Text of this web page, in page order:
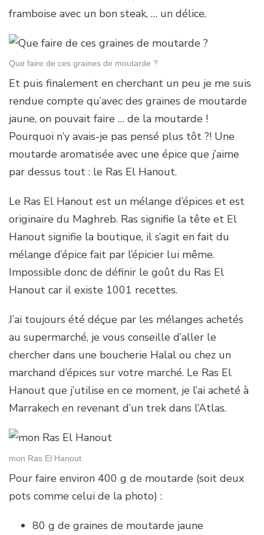
framboise avec un bon steak, … un délice.
Que faire de ces graines de moutarde ?
Et puis finalement en cherchant un peu je me suis
rendue compte qu’avec des graines de moutarde
jaune, on pouvait faire … de la moutarde !
Pourquoi n’y avais-je pas pensé plus tôt ?! Une
moutarde aromatisée avec une épice que j’aime
par dessus tout : le Ras El Hanout.
Le Ras El Hanout est un mélange d’épices et est
originaire du Maghreb. Ras signifie la tête et El
Hanout signifie la boutique, il s’agit en fait du
mélange d’épice fait par l’épicier lui même.
Impossible donc de définir le goût du Ras El
Hanout car il existe 1001 recettes.
J’ai toujours été déçue par les mélanges achetés
au supermarché, je vous conseille d’aller le
chercher dans une boucherie Halal ou chez un
marchand d’épices sur votre marché. Le Ras El
Hanout que j’utilise en ce moment, je l’ai acheté à
Marrakech en revenant d’un trek dans l’Atlas.
mon Ras El Hanout
Pour faire environ 400 g de moutarde (soit deux
pots comme celui de la photo) :
80 g de graines de moutarde jaune